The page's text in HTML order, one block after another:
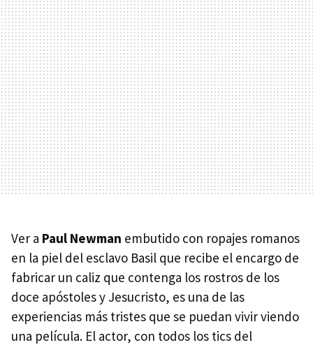
Ver a Paul Newman embutido con ropajes romanos
en la piel del esclavo Basil que recibe el encargo de
fabricar un caliz que contenga los rostros de los
doce apóstoles y Jesucristo, es una de las
experiencias más tristes que se puedan vivir viendo
una película. El actor, con todos los tics del